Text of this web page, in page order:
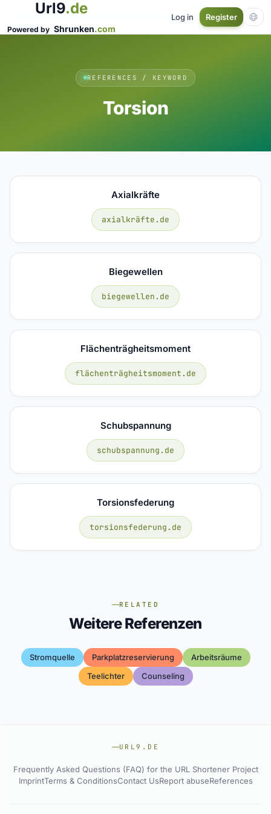
Url9.de
Powered by Shrunken.com
Log in Register
REFERENCES / KEYWORD
Torsion
Axialkräfte
axialkräfte.de
Biegewellen
biegewellen.de
Flächenträgheitsmoment
flächenträgheitsmoment.de
Schubspannung
schubspannung.de
Torsionsfederung
torsionsfederung.de
RELATED
Weitere Referenzen
Stromquelle Parkplatzreservierung
Arbeitsräume
Teelichter
Counseling
URL9.DE
Frequently Asked Questions (FAQ) for the URL Shortener Project
ImprintTerms & ConditionsContact UsReport abuseReferences